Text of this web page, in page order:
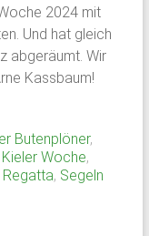
2024 mit
Und hat gleich
abgeräumt. Wir
Kassbaum!
Butenplöner,
Kieler Woche,
Regatta, Segeln